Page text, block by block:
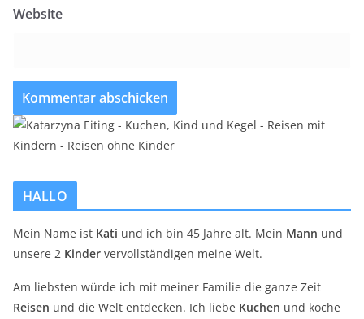
Website
HALLO
Mein Name ist Kati und ich bin 45 Jahre alt. Mein Mann und
unsere 2 Kinder vervollständigen meine Welt.
Am liebsten würde ich mit meiner Familie die ganze Zeit
Reisen und die Welt entdecken. Ich liebe Kuchen und koche